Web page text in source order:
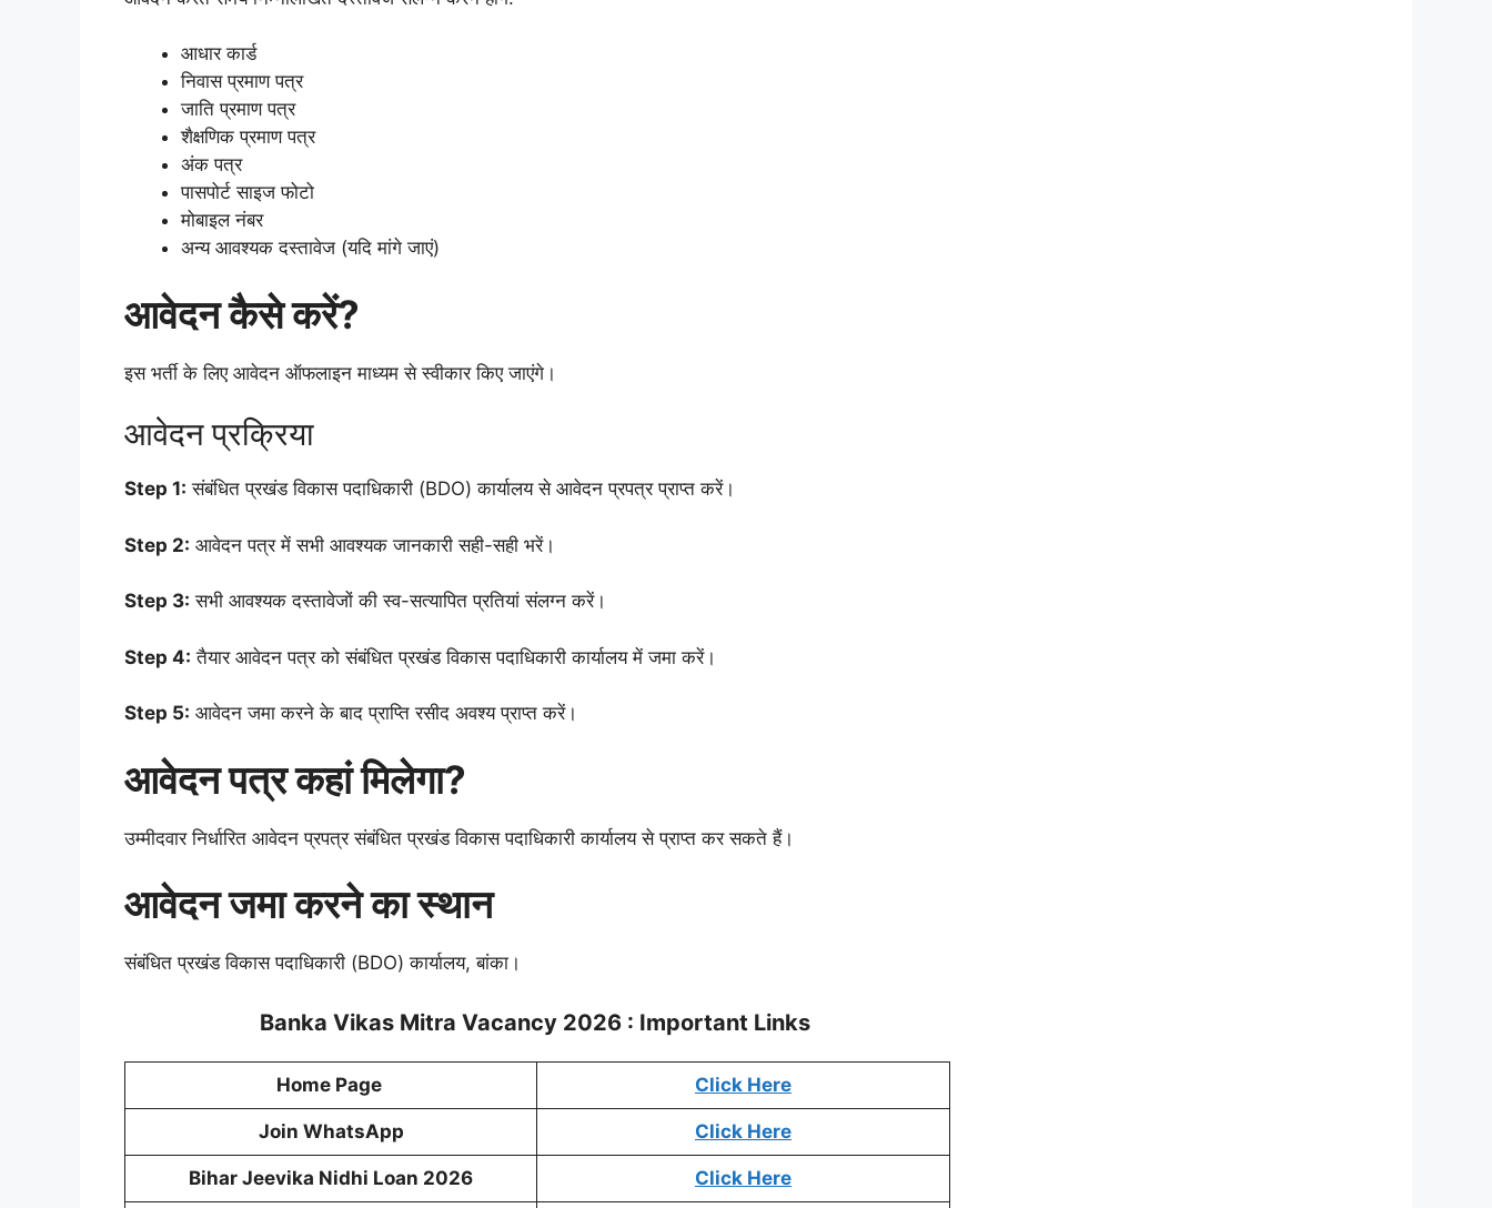
आधार कार्ड
निवास प्रमाण पत्र
जाति प्रमाण पत्र
शैक्षणिक प्रमाण पत्र
अंक पत्र
पासपोर्ट साइज फोटो
मोबाइल नंबर
अन्य आवश्यक दस्तावेज (यदि मांगे जाएं)
आवेदन कैसे करें?
इस भर्ती के लिए आवेदन ऑफलाइन माध्यम से स्वीकार किए जाएंगे।
आवेदन प्रक्रिया
Step 1: संबंधित प्रखंड विकास पदाधिकारी (BDO) कार्यालय से आवेदन प्रपत्र प्राप्त करें।
Step 2: आवेदन पत्र में सभी आवश्यक जानकारी सही-सही भरें।
Step 3: सभी आवश्यक दस्तावेजों की स्व-सत्यापित प्रतियां संलग्न करें।
Step 4: तैयार आवेदन पत्र को संबंधित प्रखंड विकास पदाधिकारी कार्यालय में जमा करें।
Step 5: आवेदन जमा करने के बाद प्राप्ति रसीद अवश्य प्राप्त करें।
आवेदन पत्र कहां मिलेगा?
उम्मीदवार निर्धारित आवेदन प्रपत्र संबंधित प्रखंड विकास पदाधिकारी कार्यालय से प्राप्त कर सकते हैं।
आवेदन जमा करने का स्थान
संबंधित प्रखंड विकास पदाधिकारी (BDO) कार्यालय, बांका।
Banka Vikas Mitra Vacancy 2026 : Important Links
Home Page Click Here
Join WhatsApp Click Here
Bihar Jeevika Nidhi Loan 2026 Click Here